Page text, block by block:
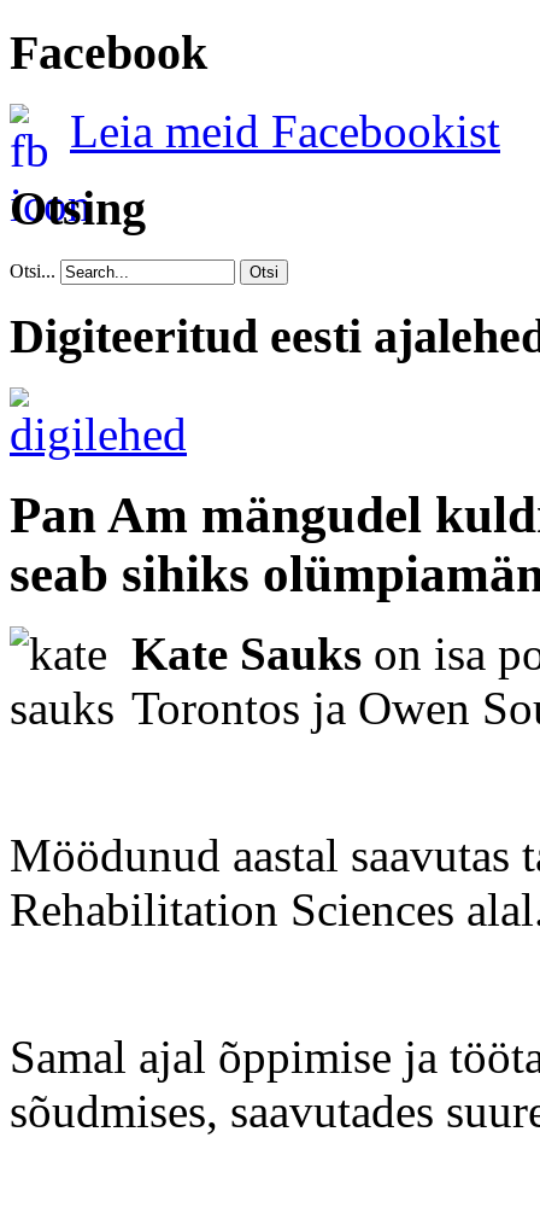
Facebook
Leia meid Facebookist
Otsing
Otsi... Otsi
Digiteeritud eesti
Pan Am mängudel
seab sihiks
Kate Sauks on isa
Torontos ja Owen
Möödunud aastal
Rehabilitation Sciences
Samal ajal õppimise ja
sõudmises, saavutades